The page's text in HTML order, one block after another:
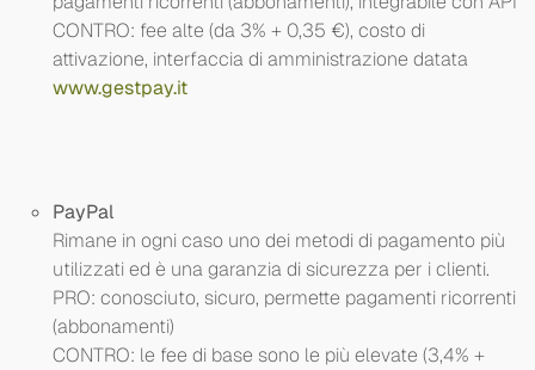
CONTRO: fee alte (da 3% + 0,35 €), costo di
attivazione, interfaccia di amministrazione datata
www.gestpay.it
PayPal
Rimane in ogni caso uno dei metodi di pagamento più
utilizzati ed è una garanzia di sicurezza per i clienti.
PRO: conosciuto, sicuro, permette pagamenti ricorrenti
(abbonamenti)
CONTRO: le fee di base sono le più elevate (3,4% +